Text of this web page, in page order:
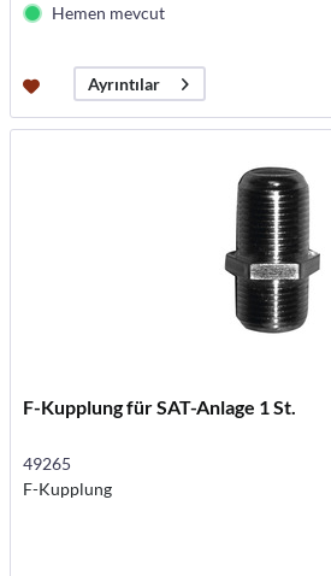
Hemen mevcut
Ayrıntılar
F-Kupplung für SAT-Anlage 1 St.
49265
F-Kupplung